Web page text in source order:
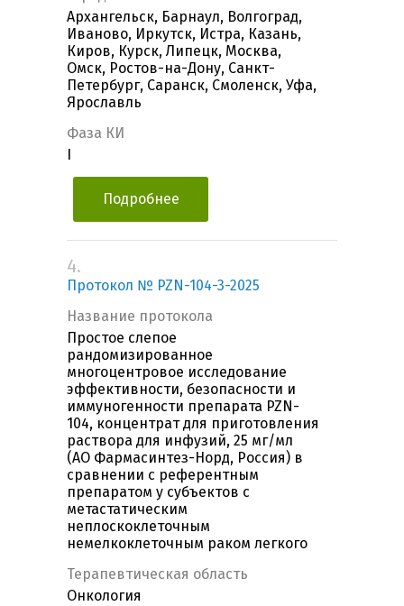
Архангельск, Барнаул, Волгоград,
Иваново, Иркутск, Истра, Казань,
Киров, Курск, Липецк, Москва,
Омск, Ростов-на-Дону, Санкт-
Петербург, Саранск, Смоленск, Уфа,
Ярославль
Фаза КИ
Подробнее
4.
Протокол № PZN-104-3-2025
Название протокола
Простое слепое
рандомизированное
многоцентровое исследование
эффективности, безопасности и
иммуногенности препарата PZN-
104, концентрат для приготовления
раствора для инфузий, 25 мг/мл
(АО Фармасинтез-Норд, Россия) в
сравнении с референтным
препаратом у субъектов с
метастатическим
неплоскоклеточным
немелкоклеточным раком легкого
Терапевтическая область
Онкология